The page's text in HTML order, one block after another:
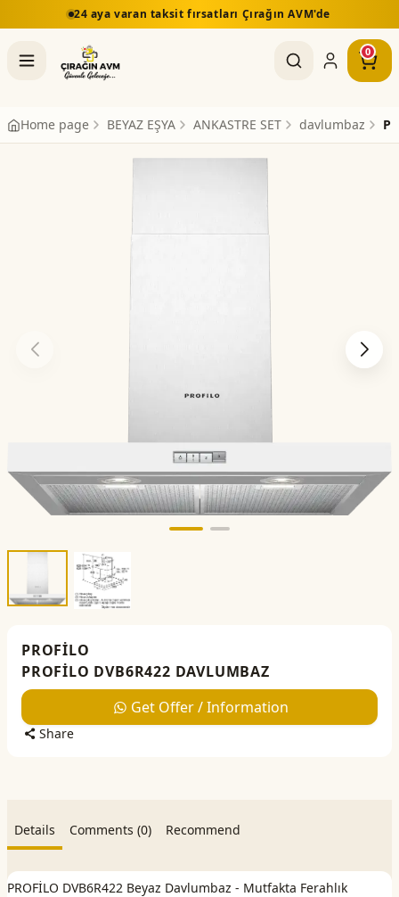
24 aya varan taksit fırsatları Çırağın AVM'de
0
Home page BEYAZ EŞYA ANKASTRE SET davlumbaz
PROFİLO
PROFİLO DVB6R422 DAVLUMBAZ
Get Offer / Information
Share
Details Comments (0) Recommend
PROFİLO DVB6R422 Beyaz Davlumbaz - Mutfakta Ferahlık